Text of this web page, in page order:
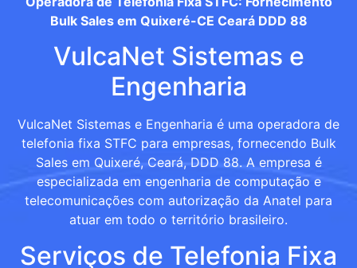
Bulk Sales em Quixeré-CE Ceará DDD 88
VulcaNet Sistemas e
Engenharia
VulcaNet Sistemas e Engenharia é uma operadora de
telefonia fixa STFC para empresas, fornecendo Bulk
Sales em Quixeré, Ceará, DDD 88. A empresa é
especializada em engenharia de computação e
telecomunicações com autorização da Anatel para
atuar em todo o território brasileiro.
Serviços de Telefonia Fixa